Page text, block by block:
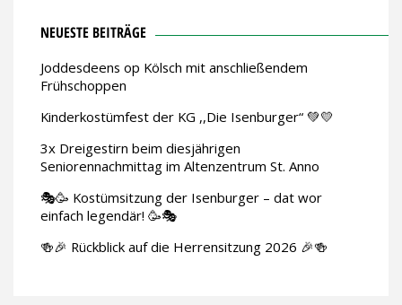
NEUESTE BEITRÄGE
Joddesdeens op Kölsch mit anschließendem
Frühschoppen
Kinderkostümfest der KG ,,Die Isenburger“ 💚💛
3x Dreigestirn beim diesjährigen
Seniorennachmittag im Altenzentrum St. Anno
🎭🥳 Kostümsitzung der Isenburger – dat wor
einfach legendär! 🥳🎭
🍻🎉 Rückblick auf die Herrensitzung 2026 🎉🍻